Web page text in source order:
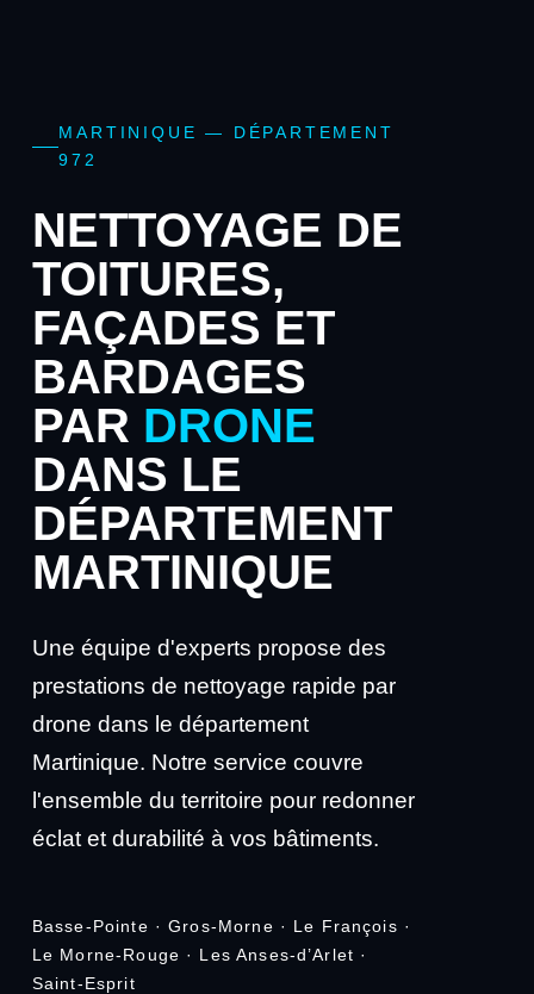
MARTINIQUE — DÉPARTEMENT
972
NETTOYAGE DE
TOITURES,
FAÇADES ET
BARDAGES
PAR DRONE
DANS LE
DÉPARTEMENT
MARTINIQUE
Une équipe d'experts propose des
prestations de nettoyage rapide par
drone dans le département
Martinique. Notre service couvre
l'ensemble du territoire pour redonner
éclat et durabilité à vos bâtiments.
Basse-Pointe · Gros-Morne · Le François ·
Le Morne-Rouge · Les Anses-d’Arlet ·
Saint-Esprit